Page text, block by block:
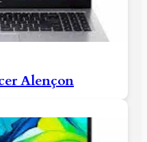
Alençon